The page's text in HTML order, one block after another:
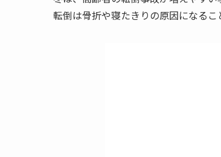
転倒は骨折や寝たきりの原因になるこ